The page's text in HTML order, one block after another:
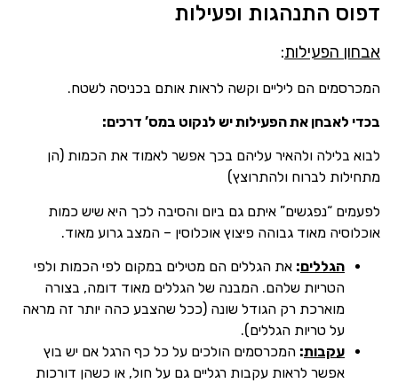
דפוס התנהגות ופעילות
אבחון הפעילות:
המכרסמים הם ליליים וקשה לראות אותם בכניסה לשטח.
בכדי לאבחן את הפעילות יש לנקוט במס’ דרכים:
לבוא בלילה ולהאיר עליהם בכך אפשר לאמוד את הכמות (הן
מתחילות לברוח ולהתרוצץ)
לפעמים “נפגשים” איתם גם ביום והסיבה לכך היא שיש כמות
אוכלוסיה מאוד גבוהה פיצוץ אוכלוסין – המצב גרוע מאוד.
הגללים: את הגללים הם מטילים במקום לפי הכמות ולפי
הטריות שלהם. המבנה של הגללים מאוד דומה, בצורה
מוארכת רק הגודל שונה (ככל שהצבע כהה יותר זה מראה
על טריות הגללים).
עקבות: המכרסמים הולכים על כל כף הרגל אם יש בוץ
אפשר לראות עקבות רגליים גם על חול, או כשהן דורכות